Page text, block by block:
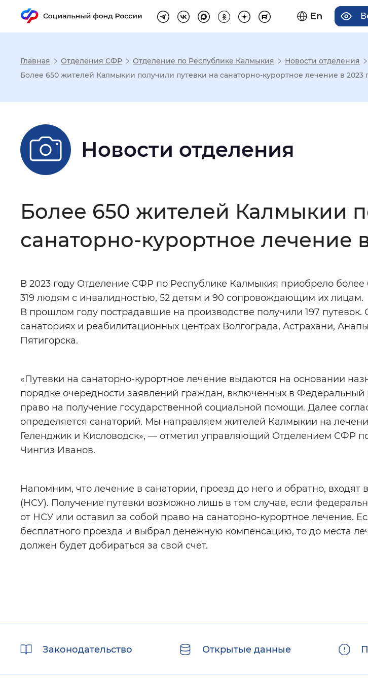
En
Настройка режима
Шрифт: Без засечек С засечками
Нормальный
Цвет сайта: Монохромный Инверсивный
Изображения: Включены Выключены
Звуковой ассистент: Воспроизвести Остановить
Вернуть стандартные настройки
Главная Отделения СФР Отделение по Республике Калмыкия
Новости отделения
Более 650 жителей Калмыкии получили путевки на санаторно-курортное лечение в 2023
Новости отделения
Более 650 жителей Калмыкии
санаторно-курортное лечение
В 2023 году Отделение СФР по Республике Калмыкия приобрело более
319 людям с инвалидностью, 52 детям и 90 сопровождающим их лицам.
В прошлом году пострадавшие на производстве получили 197
санаториях и реабилитационных центрах Волгограда, Астрахани,
Пятигорска.
«Путевки на санаторно-курортное лечение выдаются на основании
порядке очередности заявлений граждан, включенных в
право на получение государственной социальной помощи. Далее
определяется санаторий. Мы направляем жителей Калмыкии на
Геленджик и Кисловодск», — отметил управляющий Отделением СФР
Чингиз Иванов.
Напомним, что лечение в санатории, проезд до него и обратно, входят
(НСУ). Получение путевки возможно лишь в том случае, если
от НСУ или оставил за собой право на санаторно-курортное лечение.
бесплатного проезда и выбрал денежную компенсацию, то до места
должен будет добираться за свой счет.
ссылкиЗаконодательство Открытые данные